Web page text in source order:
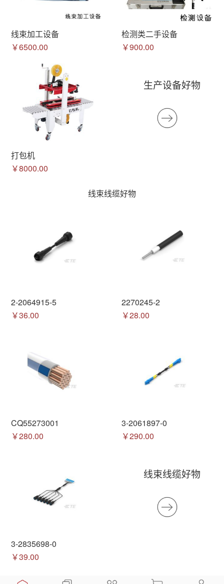
线束加工设备
￥6500.00
检测类二手设备
￥900.00
打包机
￥8000.00
生产设备好物
线束线缆好物
2-2064915-5
￥36.00
2270245-2
￥28.00
CQ55273001
￥280.00
3-2061897-0
￥290.00
3-2835698-0
￥39.00
线束线缆好物